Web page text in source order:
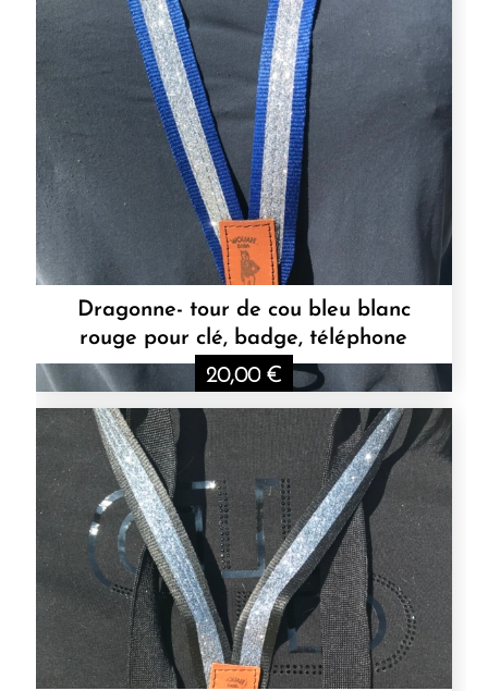
Dragonne- tour de cou bleu blanc
rouge pour clé, badge, téléphone
20,00 €